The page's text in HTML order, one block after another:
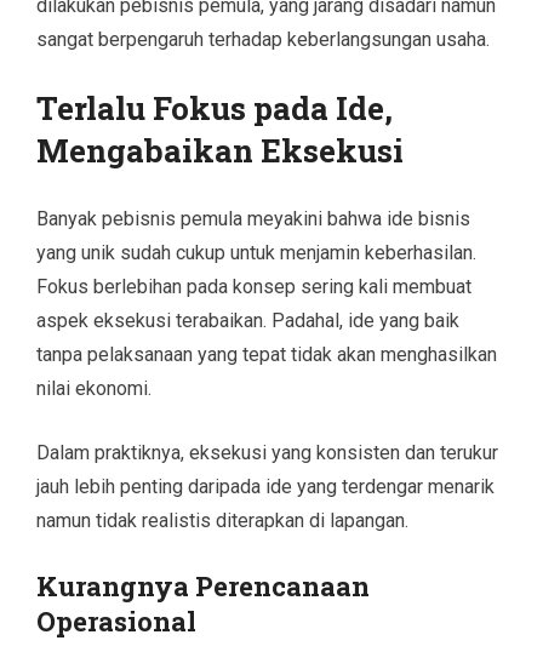
dilakukan pebisnis pemula, yang jarang disadari namun
sangat berpengaruh terhadap keberlangsungan usaha.
Terlalu Fokus pada Ide,
Mengabaikan Eksekusi
Banyak pebisnis pemula meyakini bahwa ide bisnis
yang unik sudah cukup untuk menjamin keberhasilan.
Fokus berlebihan pada konsep sering kali membuat
aspek eksekusi terabaikan. Padahal, ide yang baik
tanpa pelaksanaan yang tepat tidak akan menghasilkan
nilai ekonomi.
Dalam praktiknya, eksekusi yang konsisten dan terukur
jauh lebih penting daripada ide yang terdengar menarik
namun tidak realistis diterapkan di lapangan.
Kurangnya Perencanaan
Operasional